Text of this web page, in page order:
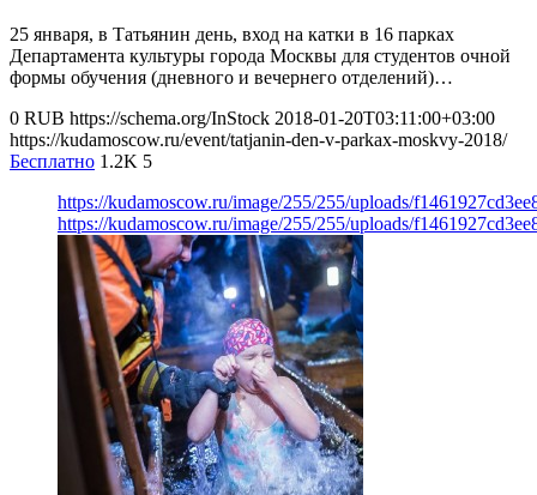
25 января, в Татьянин день, вход на катки в 16 парках
Департамента культуры города Москвы для студентов очной
формы обучения (дневного и вечернего отделений)…
0 RUB https://schema.org/InStock 2018-01-20T03:11:00+03:00
https://kudamoscow.ru/event/tatjanin-den-v-parkax-moskvy-2018/
Бесплатно 1.2K 5
https://kudamoscow.ru/image/255/255/uploads/
https://kudamoscow.ru/image/255/255/uploads/